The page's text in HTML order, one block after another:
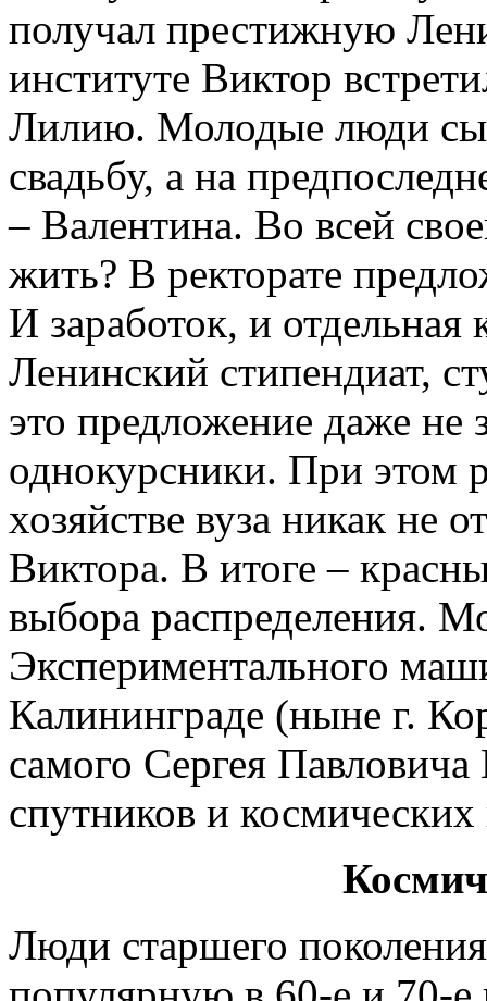
получал престижную
институте Виктор
Лилию. Молодые люди
свадьбу, а на
– Валентина. Во всей
жить? В ректорате
И заработок, и
Ленинский стипендиат,
это предложение даже не
однокурсники. При этом
хозяйстве вуза никак не
Виктора. В итоге –
выбора распределения.
Экспериментального
Калининграде (ныне г.
самого Сергея Павловича
спутников и
Люди старшего